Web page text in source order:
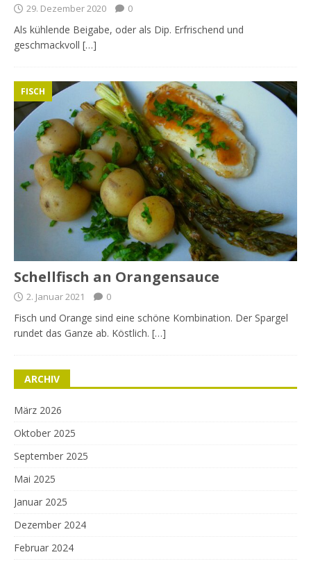
29. Dezember 2020 0
Als kühlende Beigabe, oder als Dip. Erfrischend und
geschmackvoll […]
Schellfisch an Orangensauce
FISCH
2. Januar 2021 0
Fisch und Orange sind eine schöne Kombination. Der Spargel
rundet das Ganze ab. Köstlich. […]
ARCHIV
März 2026
Oktober 2025
September 2025
Mai 2025
Januar 2025
Dezember 2024
Februar 2024